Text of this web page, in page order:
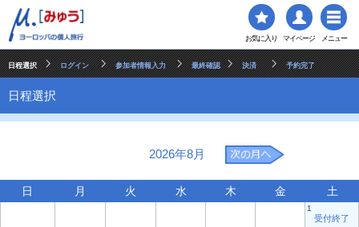
お気に入り マイページ メニュー
日程選択 ログイン 参加者情報入力 最終確認 決済 予約完了
日程選択
2026年8月
日 月 火 水 木 金 土
1
受付終了